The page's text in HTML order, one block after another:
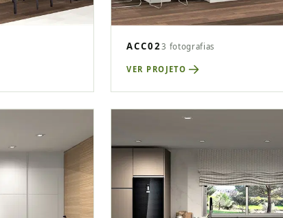
ACC023 fotografias
VER PROJETO